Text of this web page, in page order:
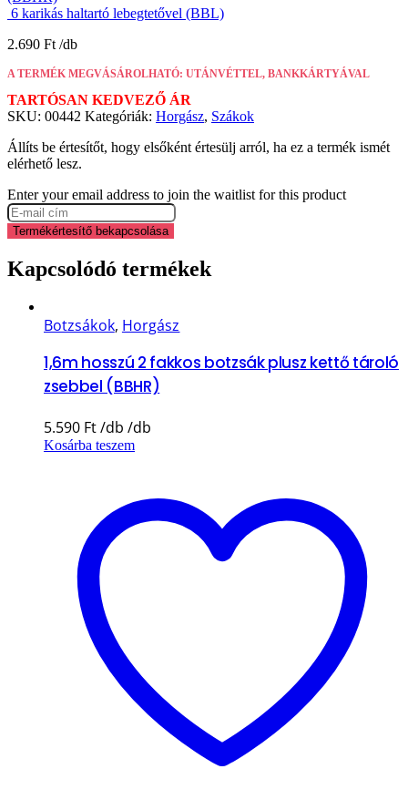
6 karikás haltartó lebegtetővel (BBL)
2.690 Ft
A TERMÉK MEGVÁSÁROLHATÓ: UTÁNVÉTTEL, BANKKÁRTYÁVAL
TARTÓSAN KEDVEZŐ ÁR
SKU: 00442 Kategóriák: Horgász, Szákok
Állíts be értesítőt, hogy elsőként értesülj arról, ha ez a termék ismét
elérhető lesz.
Enter your email address to join the waitlist for this product
Termékértesítő bekapcsolása
Kapcsolódó termékek
Botzsákok, Horgász
1,6m hosszú 2 fakkos botzsák plusz kettő tároló
zsebbel (BBHR)
5.590 Ft
Kosárba teszem